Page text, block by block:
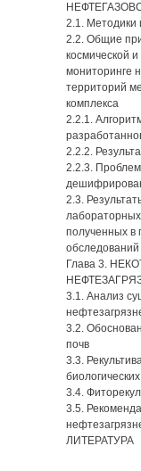
2.1. Методики
2.2. Общие
космической
мониторинге
территорий
комплекса
2.2.1.
2.2.2.
2.2.3.
2.3.
лабораторных
полученных в
обследований
Глава 3.
3.1. Анализ
3.2.
почв
3.3.
3.4.
3.5.
ЛИТЕРАТУРА